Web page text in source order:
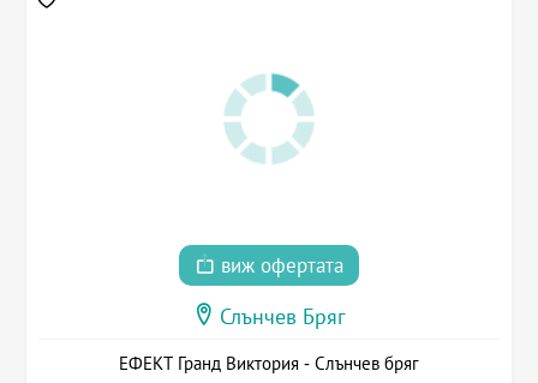
виж офертата
Слънчев Бряг
ЕФЕКТ Гранд Виктория - Слънчев бряг